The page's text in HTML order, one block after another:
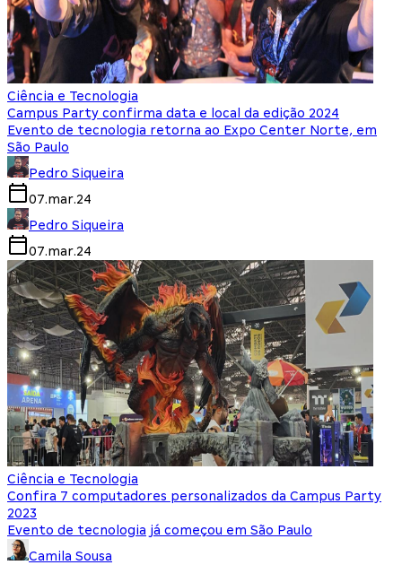
Ciência e Tecnologia
Campus Party confirma data e local da edição 2024
Evento de tecnologia retorna ao Expo Center Norte, em
São Paulo
Pedro Siqueira
07.mar.24
Pedro Siqueira
07.mar.24
Ciência e Tecnologia
Confira 7 computadores personalizados da Campus Party
2023
Evento de tecnologia já começou em São Paulo
Camila Sousa